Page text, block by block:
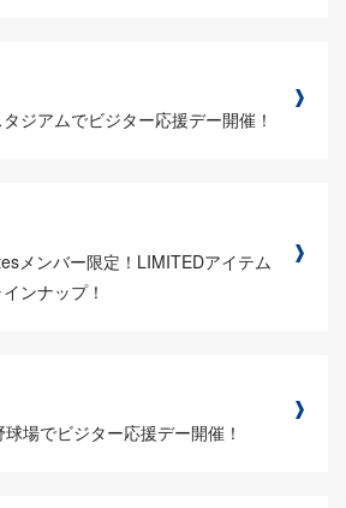
ジアムでビジター応援デー開催！
メンバー限定！LIMITEDアイテム
ンナップ！
場でビジター応援デー開催！